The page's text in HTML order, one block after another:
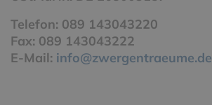
Telefon: 089 143043220
Fax: 089 143043222
E-Mail: info@zwergentraeume.de